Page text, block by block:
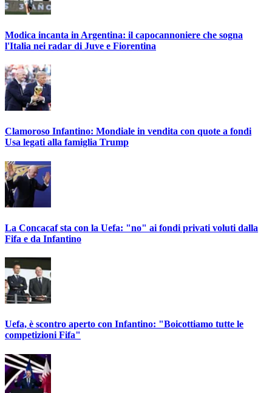
Modica incanta in Argentina: il capocannoniere che sogna
l'Italia nei radar di Juve e Fiorentina
Clamoroso Infantino: Mondiale in vendita con quote a fondi
Usa legati alla famiglia Trump
La Concacaf sta con la Uefa: "no" ai fondi privati voluti dalla
Fifa e da Infantino
Uefa, è scontro aperto con Infantino: "Boicottiamo tutte le
competizioni Fifa"